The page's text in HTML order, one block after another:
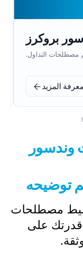
بالسرعة التي
لمعرفة المزيد
توضيحه
مصطلحات
قدرتك على